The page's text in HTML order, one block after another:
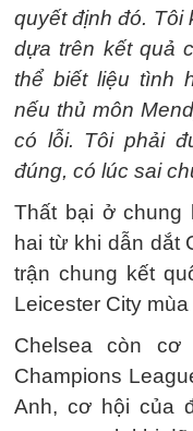
quyết định đó. Tôi
dựa trên kết quả
thể biết liệu tình
nếu thủ môn
có lỗi. Tôi phải
đúng, có lúc sai
Thất bại ở chung
hai từ khi dẫn dắt
trận chung kết
Leicester City
Chelsea còn
Champions
Anh, cơ hội của